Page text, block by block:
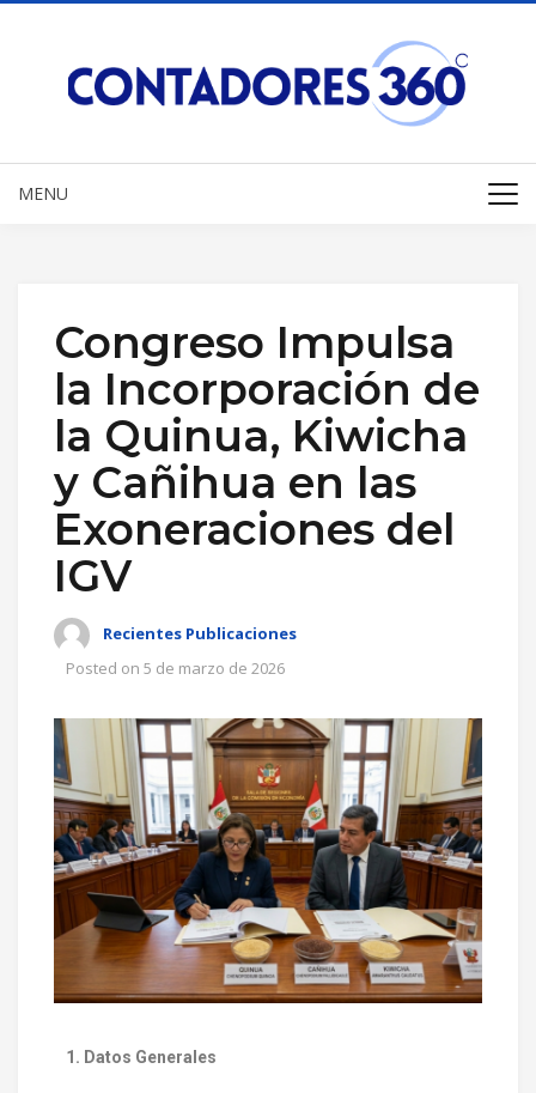
MENU
Congreso Impulsa
la Incorporación de
la Quinua, Kiwicha
y Cañihua en las
Exoneraciones del
IGV
Recientes Publicaciones
Posted on 5 de marzo de 2026
1. Datos Generales